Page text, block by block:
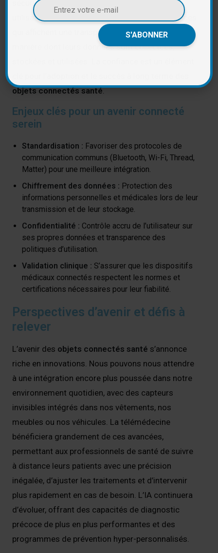
sécuriser ces données. Il est crucial pour les
utilisateurs de choisir des produits et des services
qui affichent une transparence totale sur la
manière dont leurs données sont collectées,
objets connectés santé.
Enjeux clés pour un avenir connecté
serein
Standardisation : Favoriser des protocoles de
communication communs (Bluetooth, Wi-Fi, Thread,
Matter) pour une meilleure intégration.
Chiffrement des données : Protection des
informations personnelles et médicales lors de leur
transmission et de leur stockage.
Confidentialité : Contrôle accru de l’utilisateur sur
ses propres données et transparence des
politiques d’utilisation.
Validation clinique : S’assurer que les dispositifs
médicaux connectés respectent les normes et
certifications nécessaires pour leur fiabilité.
Perspectives d’avenir et défis à
relever
L’avenir des objets connectés santé s’annonce
riche en innovations. Nous pouvons nous attendre
à une intégration encore plus poussée dans notre
environnement quotidien, avec des capteurs
invisibles intégrés dans nos vêtements, nos
meubles ou nos véhicules. La télémédecine
bénéficiera grandement de ces avancées,
permettant aux professionnels de santé de suivre
à distance leurs patients avec une précision
inégalée, d’ajuster les traitements et d’intervenir
plus rapidement en cas de besoin. L’IA continuera
d’évoluer, offrant des capacités de diagnostic
précoce de plus en plus performantes et des
programmes de prévention hyper-personnalisés.